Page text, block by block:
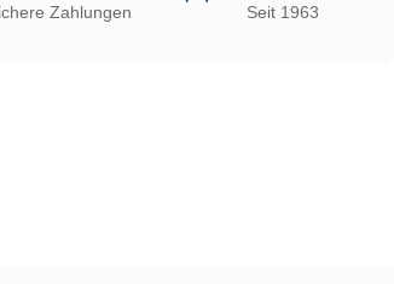
Zahlungen Seit 1963